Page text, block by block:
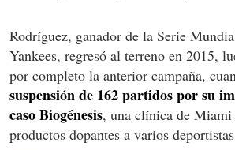
Rodríguez, ganador de la Serie
Yankees, regresó al terreno en 2015,
por completo la anterior campaña,
suspensión de 162 partidos por su
caso Biogénesis, una clínica de
productos dopantes a varios